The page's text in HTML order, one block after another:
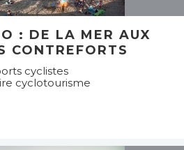
: DE LA MER AUX
CONTREFORTS
cyclistes
cyclotourisme